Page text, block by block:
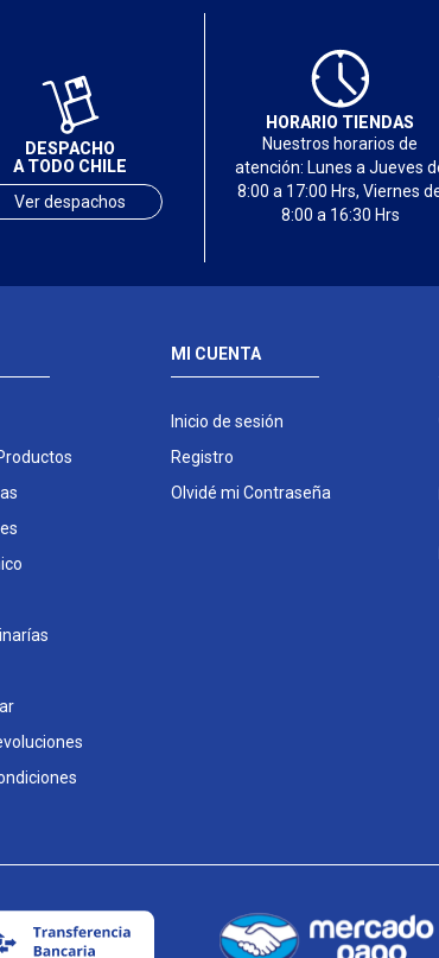
DESPACHO
A TODO CHILE
Ver despachos
HORARIO TIENDAS
Nuestros horarios de
atención: Lunes a Jueves
8:00 a 17:00 Hrs, Viernes
8:00 a 16:30 Hrs
MI CUENTA
Inicio de sesión
Registro
Olvidé mi Contraseña